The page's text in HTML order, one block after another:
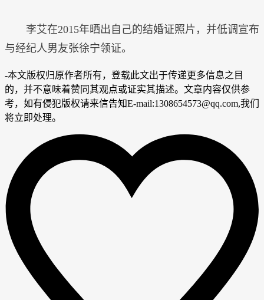
李艾在2015年晒出自己的结婚证照片，并低调宣布
与经纪人男友张徐宁领证。
-本文版权归原作者所有，登载此文出于传递更多信息之目
的，并不意味着赞同其观点或证实其描述。文章内容仅供参
考，如有侵犯版权请来信告知E-mail:1308654573@qq.com,我们
将立即处理。